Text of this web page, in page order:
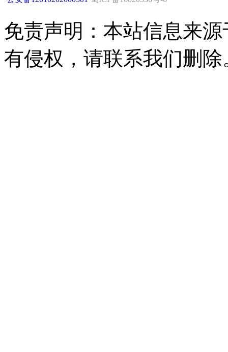
免责声明：本站信息来
有侵权，请联系我们删除